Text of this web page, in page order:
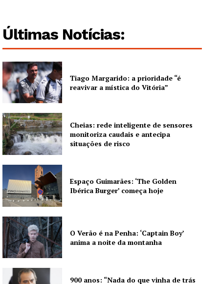
Últimas Notícias:
Tiago Margarido: a prioridade “é
reavivar a mística do Vitória”
Cheias: rede inteligente de sensores
monitoriza caudais e antecipa
situações de risco
Espaço Guimarães: ‘The Golden
Ibérica Burger’ começa hoje
O Verão é na Penha: ‘Captain Boy’
anima a noite da montanha
900 anos: “Nada do que vinha de trás